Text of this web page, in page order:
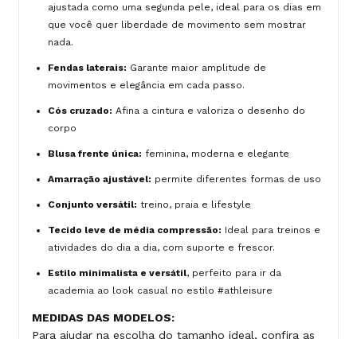
ajustada como uma segunda pele, ideal para os dias em
que você quer liberdade de movimento sem mostrar
nada.
Fendas laterais: Garante maior amplitude de
movimentos e elegância em cada passo.
Cós cruzado: Afina a cintura e valoriza o desenho do
corpo
Blusa frente única: feminina, moderna e elegante
Amarração ajustável: permite diferentes formas de uso
Conjunto versátil: treino, praia e lifestyle
Tecido leve de média compressão: Ideal para treinos e
atividades do dia a dia, com suporte e frescor.
Estilo minimalista e versátil, perfeito para ir da
academia ao look casual no estilo #athleisure
MEDIDAS DAS MODELOS:
Para ajudar na escolha do tamanho ideal, confira as